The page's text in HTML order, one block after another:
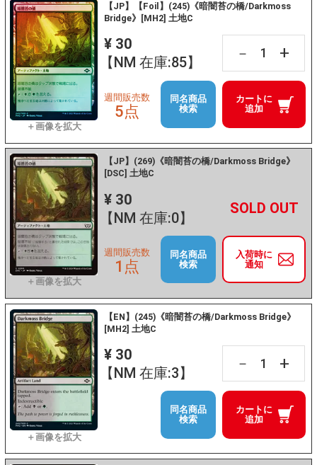
【JP】【Foil】(245)《暗闇苔の橋/Darkmoss
Bridge》[MH2] 土地C
¥ 30
【NM 在庫:85】
－ +
カートに
追加
週間販売数
5点
同名商品
検索
【JP】(269)《暗闇苔の橋/Darkmoss Bridge》
[DSC] 土地C
¥ 30
【NM 在庫:0】
－ +
入荷時に
通知
週間販売数
1点
同名商品
検索
【EN】(245)《暗闇苔の橋/Darkmoss Bridge》
[MH2] 土地C
¥ 30
【NM 在庫:3】
－ +
カートに
追加
同名商品
検索